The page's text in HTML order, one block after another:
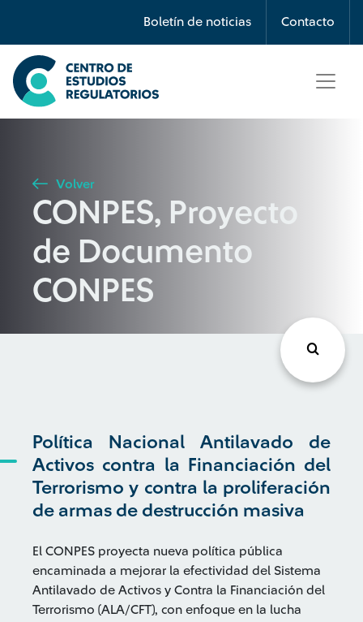
Boletín de noticias Contacto
Búsqueda
Seleccione país
Buscar
Volver
CONPES, Proyecto
de Documento
CONPES
Política Nacional Antilavado de
Activos contra la Financiación del
Terrorismo y contra la proliferación
de armas de destrucción masiva
El CONPES proyecta nueva política pública
encaminada a mejorar la efectividad del Sistema
Antilavado de Activos y Contra la Financiación del
Terrorismo (ALA/CFT), con enfoque en la lucha